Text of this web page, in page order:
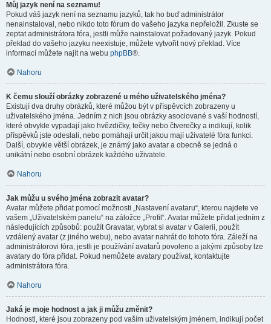
Můj jazyk není na seznamu!
Pokud váš jazyk není na seznamu jazyků, tak ho buď administrátor
nenainstaloval, nebo nikdo toto fórum do vašeho jazyka nepřeložil. Zkuste se
zeptat administrátora fóra, jestli může nainstalovat požadovaný jazyk. Pokud
překlad do vašeho jazyku neexistuje, můžete vytvořit nový překlad. Více
informací můžete najít na webu phpBB®.
Nahoru
K čemu slouží obrázky zobrazené u mého uživatelského jména?
Existují dva druhy obrázků, které můžou být v příspěvcích zobrazeny u
uživatelského jména. Jedním z nich jsou obrázky asociované s vaší hodností,
které obvykle vypadají jako hvězdičky, tečky nebo čtverečky a indikují, kolik
příspěvků jste odeslali, nebo pomáhají určit jakou mají uživatelé fóra funkci.
Další, obvykle větší obrázek, je známý jako avatar a obecně se jedná o
unikátní nebo osobní obrázek každého uživatele.
Nahoru
Jak můžu u svého jména zobrazit avatar?
Avatar můžete přidat pomocí možnosti „Nastavení avataru“, kterou najdete ve
vašem „Uživatelském panelu“ na záložce „Profil“. Avatar můžete přidat jedním z
následujících způsobů: použít Gravatar, vybrat si avatar v Galerii, použít
vzdálený avatar (z jiného webu), nebo avatar nahrát do tohoto fóra. Záleží na
administrátorovi fóra, jestli je používání avatarů povoleno a jakými způsoby lze
avatary do fóra přidat. Pokud nemůžete avatary používat, kontaktujte
administrátora fóra.
Nahoru
Jaká je moje hodnost a jak ji můžu změnit?
Hodnosti, které jsou zobrazeny pod vaším uživatelským jménem, indikují počet